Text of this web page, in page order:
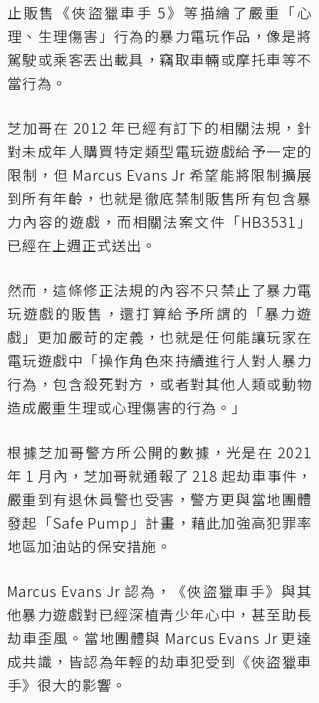
止販售《俠盜獵車手 5》等描繪了嚴重「心
理、生理傷害」行為的暴力電玩作品，像是將
駕駛或乘客丟出載具，竊取車輛或摩托車等不
當行為。
芝加哥在 2012 年已經有訂下的相關法規，針
對未成年人購買特定類型電玩遊戲給予一定的
限制，但 Marcus Evans Jr 希望能將限制擴展
到所有年齡，也就是徹底禁制販售所有包含暴
力內容的遊戲，而相關法案文件「HB3531」
已經在上週正式送出。
然而，這條修正法規的內容不只禁止了暴力電
玩遊戲的販售，還打算給予所謂的「暴力遊
戲」更加嚴苛的定義，也就是任何能讓玩家在
電玩遊戲中「操作角色來持續進行人對人暴力
行為，包含殺死對方，或者對其他人類或動物
造成嚴重生理或心理傷害的行為。」
根據芝加哥警方所公開的數據，光是在 2021
年 1 月內，芝加哥就通報了 218 起劫車事件，
嚴重到有退休員警也受害，警方更與當地團體
發起「Safe Pump」計畫，藉此加強高犯罪率
地區加油站的保安措施。
Marcus Evans Jr 認為，《俠盜獵車手》與其
他暴力遊戲對已經深植青少年心中，甚至助長
劫車歪風。當地團體與 Marcus Evans Jr 更達
成共識，皆認為年輕的劫車犯受到《俠盜獵車
手》很大的影響。